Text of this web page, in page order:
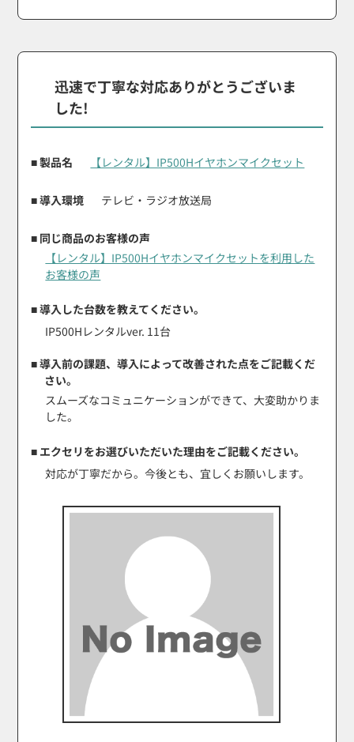
迅速で丁寧な対応ありがとうございま
した!
■ 製品名 【レンタル】IP500Hイヤホンマイクセット
■ 導入環境 テレビ・ラジオ放送局
■ 同じ商品のお客様の声
【レンタル】IP500Hイヤホンマイクセットを利用した
お客様の声
■ 導入した台数を教えてください。
IP500Hレンタルver. 11台
■ 導入前の課題、導入によって改善された点をご記載くだ
さい。
スムーズなコミュニケーションができて、大変助かりま
した。
■ エクセリをお選びいただいた理由をご記載ください。
対応が丁寧だから。今後とも、宜しくお願いします。